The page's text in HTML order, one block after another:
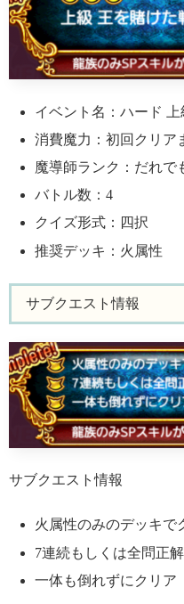
イベント名：ハード
消費魔力：初回クリア
魔導師ランク：だれで
バトル数：4
クイズ形式：四択
推奨デッキ：火属性
サブクエスト情報
サブクエスト情報
火属性のみのデッキで
7連続もしくは全問正
一体も倒れずにクリア